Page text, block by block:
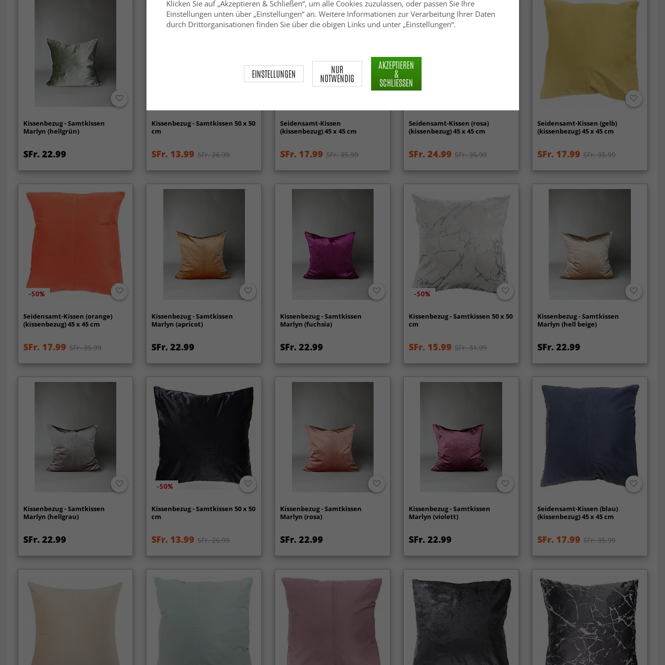
Kissenbezug - Samtkissen
Marlyn (hellgrün)
SFr. 22.99
Kissenbezug - Samtkissen 50 x 50
cm
SFr. 13.99 SFr. 26.99
Seidensamt-Kissen
(kissenbezug) 45 x 45 cm
SFr. 17.99 SFr. 35.99
Seidensamt-Kissen (rosa)
(kissenbezug) 45 x 45 cm
SFr. 24.99 SFr. 35.99
Seidensamt-Kissen (gelb)
(kissenbezug) 45 x 45 cm
SFr. 17.99 SFr. 35.99
-50%
Seidensamt-Kissen (orange)
(kissenbezug) 45 x 45 cm
SFr. 17.99 SFr. 35.99
Kissenbezug - Samtkissen
Marlyn (apricot)
SFr. 22.99
Kissenbezug - Samtkissen
Marlyn (fuchsia)
SFr. 22.99
-50%
Kissenbezug - Samtkissen 50 x 50
cm
SFr. 15.99 SFr. 31.99
Kissenbezug - Samtkissen
Marlyn (hell beige)
SFr. 22.99
Kissenbezug - Samtkissen
Marlyn (hellgrau)
SFr. 22.99
-50%
Kissenbezug - Samtkissen 50 x 50
cm
SFr. 13.99 SFr. 26.99
Kissenbezug - Samtkissen
Marlyn (rosa)
SFr. 22.99
Kissenbezug - Samtkissen
Marlyn (violett)
SFr. 22.99
Seidensamt-Kissen (blau)
(kissenbezug) 45 x 45 cm
SFr. 17.99 SFr. 35.99
Klicken Sie auf „Akzeptieren & Schließen“, um alle Cookies zuzulassen, oder passen Sie Ihre
Einstellungen unten über „Einstellungen“ an. Weitere Informationen zur Verarbeitung Ihrer Daten
durch Drittorganisationen finden Sie über die obigen Links und unter „Einstellungen“.
EINSTELLUNGEN NUR
NOTWENDIG
AKZEPTIEREN
&
SCHLIESSEN